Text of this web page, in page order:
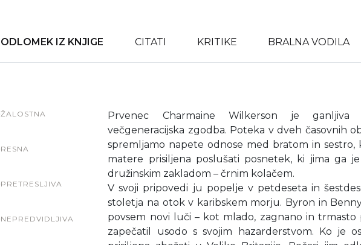
ODLOMEK IZ KNJIGE CITATI KRITIKE BRALNA VODILA
ŽALOSTNA
RESNA
PRETRESLJIVA
NEPREDVIDLJIVA
Prvenec Charmaine Wilkerson je ganljiva
večgeneracijska zgodba. Poteka v dveh časovnih
spremljamo napete odnose med bratom in sestro,
matere prisiljena poslušati posnetek, ki jima ga
družinskim zakladom – črnim kolačem.
V svoji pripovedi ju popelje v petdeseta in
stoletja na otok v karibskem morju. Byron in
povsem novi luči – kot mlado, zagnano in trmasto
zapečatil usodo s svojim hazarderstvom. Ko je